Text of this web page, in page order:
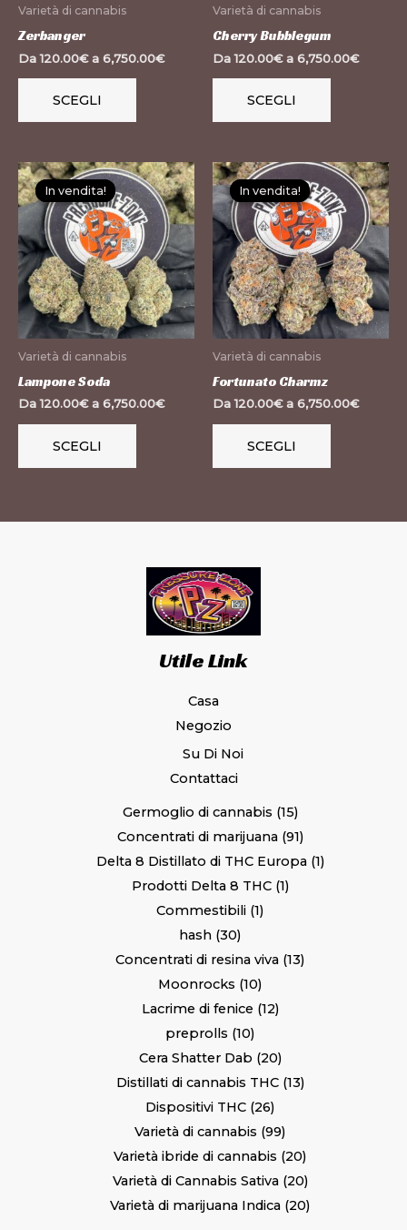
Varietà di cannabis
Zerbanger
Da120.00€a 6,750.00€
SCEGLI
del
Varietà di cannabis
Cherry Bubblegum
Da120.00€a 6,750.00€
SCEGLI
del
In vendita!
In vendita!
Varietà di cannabis
Lampone Soda
Da120.00€a 6,750.00€
SCEGLI
Questo
prodotto
ha
più
varianti.
Le
opzioni
del
In vendita!
In vendita!
Varietà di cannabis
Fortunato Charmz
Da120.00€a 6,750.00€
SCEGLI
Questo
prodotto
ha
più
varianti.
Le
opzioni
del
Utile Link
Casa
Negozio
Su Di Noi
Contattaci
Germoglio di cannabis 15
Concentrati di marijuana 91
Delta 8 Distillato di THC Europa 1
Prodotti Delta 8 THC 1
Commestibili 1
hash 30
Concentrati di resina viva 13
Moonrocks 10
Lacrime di fenice 12
preprolls 10
Cera Shatter Dab 20
Distillati di cannabis THC 13
Dispositivi THC 26
Varietà di cannabis 99
Varietà ibride di cannabis 20
Varietà di Cannabis Sativa 20
Varietà di marijuana Indica 20